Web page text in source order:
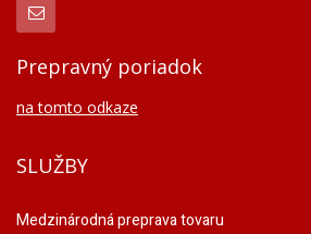
Prepravný poriadok
na tomto odkaze
SLUŽBY
Medzinárodná preprava tovaru